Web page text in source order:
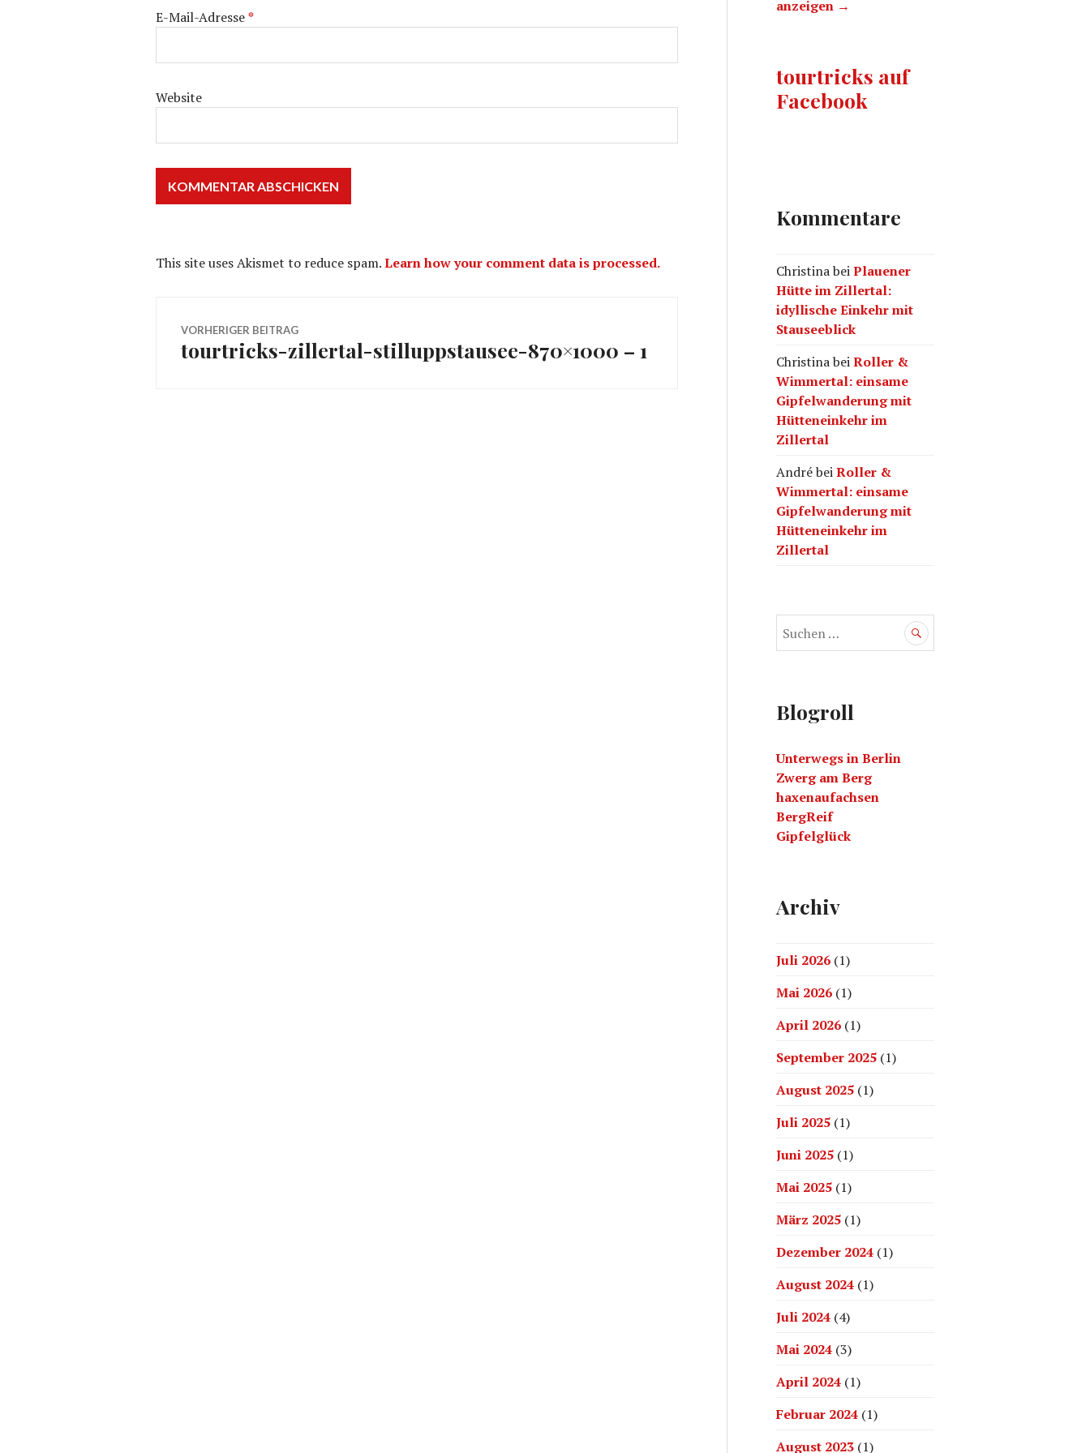
E-Mail-Adresse*
Website
This site uses Akismet to reduce spam.Learn how your comment data is processed.
Beitragsnavigation
VORHERIGER BEITRAG
Vorheriger
tourtricks-zillertal-stilluppstausee-870×1000 – 1
anzeigen →
tourtricks auf
Facebook
Kommentare
ChristinabeiPlauener
Hütte im Zillertal:
idyllische Einkehr mit
Stauseeblick
ChristinabeiRoller &
Wimmertal: einsame
Gipfelwanderung mit
Hütteneinkehr im
Zillertal
AndrébeiRoller &
Wimmertal: einsame
Gipfelwanderung mit
Hütteneinkehr im
Zillertal
e
n
c
h
:
Blogroll
Unterwegs in Berlin
Zwerg am Berg
haxenaufachsen
BergReif
Gipfelglück
Archiv
Juli 2026 (1)
Mai 2026 (1)
April 2026 (1)
September 2025 (1)
August 2025 (1)
Juli 2025 (1)
Juni 2025 (1)
Mai 2025 (1)
März 2025 (1)
Dezember 2024 (1)
August 2024 (1)
Juli 2024 (4)
Mai 2024 (3)
April 2024 (1)
Februar 2024 (1)
August 2023 (1)